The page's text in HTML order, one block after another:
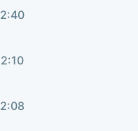
2:40
2:10
2:08